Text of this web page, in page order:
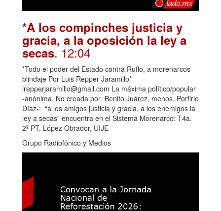
*A los compinches justicia y
gracia, a la oposición la ley a
secas. 12:04
*Todo el poder del Estado contra Ruffo, a morenarcos
blindaje Por Luis Repper Jaramillo*
lrepperjaramillo@gmail.com La máxima político/popular
-anónima. No creada por Benito Juárez, menos, Porfirio
Díaz-: “a los amigos justicia y gracia, a los enemigos la
ley a secas” encuentra en el Sistema Morenarco: T4a,
2º PT, López Obrador, UIJE
Grupo Radiofónico y Medios